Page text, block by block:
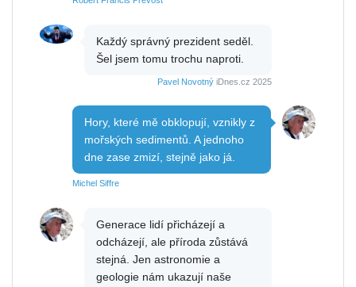
Každý správný prezident seděl.
Šel jsem tomu trochu naproti.
Pavel Novotný iDnes.cz 2025
Hory, které mě obklopují, vznikly z
mořských sedimentů. A jednoho
dne zase zmizí, stejně jako já.
Michel Siffre
Generace lidí přicházejí a
odcházejí, ale příroda zůstává
stejná. Jen astronomie a
geologie nám ukazují naše